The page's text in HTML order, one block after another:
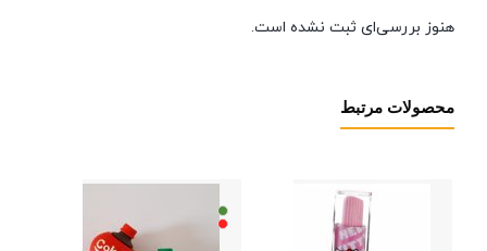
هنوز بررسی‌ای ثبت نشده است.
محصولات مرتبط